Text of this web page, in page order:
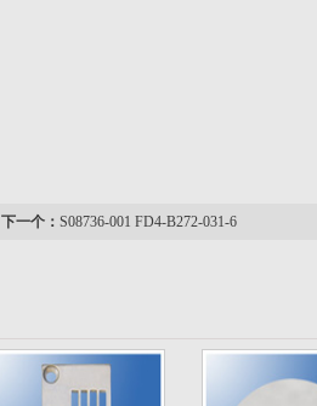
下一个： S08736-001 FD4-B272-031-6